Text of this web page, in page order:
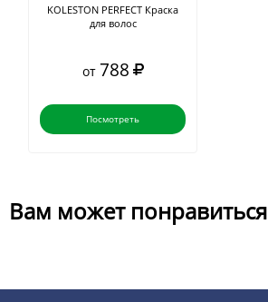
KOLESTON PERFECT Краска
для волос
от 788
Посмотреть
Вам может понравиться